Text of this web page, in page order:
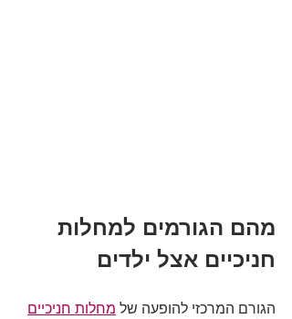
מהם הגורמים למחלות
חניכיים אצל ילדים
הגורם המרכזי להופעה של מחלות חניכיים